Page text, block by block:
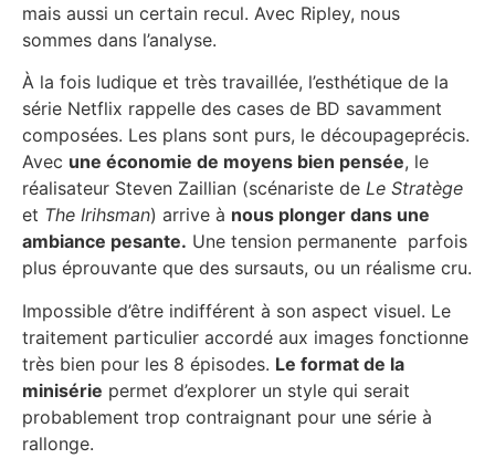
mais aussi un certain recul. Avec Ripley, nous
sommes dans l’analyse.
À la fois ludique et très travaillée, l’esthétique de la
série Netflix rappelle des cases de BD savamment
composées. Les plans sont purs, le découpageprécis.
Avec une économie de moyens bien pensée, le
réalisateur Steven Zaillian (scénariste de Le Stratège
et The Irihsman) arrive à nous plonger dans une
ambiance pesante. Une tension permanente parfois
plus éprouvante que des sursauts, ou un réalisme cru.
Impossible d’être indifférent à son aspect visuel. Le
traitement particulier accordé aux images fonctionne
très bien pour les 8 épisodes. Le format de la
minisérie permet d’explorer un style qui serait
probablement trop contraignant pour une série à
rallonge.